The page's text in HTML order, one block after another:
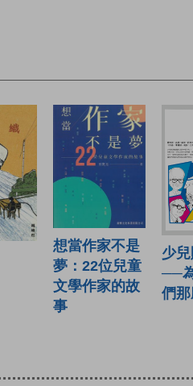
想當作家不是
夢：22位兒童
文學作家的故
事
少
──
們那